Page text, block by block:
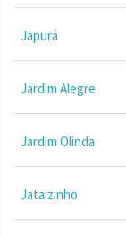
Japurá
Jardim Alegre
Jardim Olinda
Jataizinho